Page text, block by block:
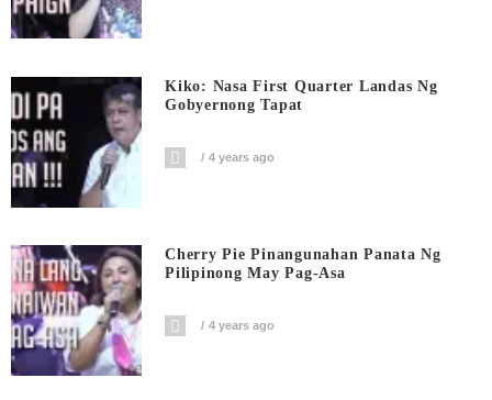
Kiko: Nasa First Quarter Landas Ng
Gobyernong Tapat
4 years ago
Cherry Pie Pinangunahan Panata Ng
Pilipinong May Pag-Asa
4 years ago